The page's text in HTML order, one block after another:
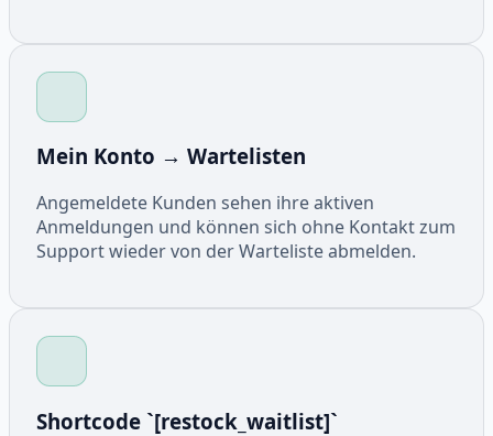
Mein Konto → Wartelisten
Angemeldete Kunden sehen ihre aktiven
Anmeldungen und können sich ohne Kontakt zum
Support wieder von der Warteliste abmelden.
Shortcode `[restock_waitlist]`